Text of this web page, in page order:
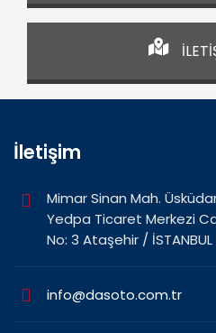
İletişim
Mimar Sinan Mah.
Yedpa Ticaret Merkezi
No: 3 Ataşehir / İSTANBUL
info@dasoto.com.tr